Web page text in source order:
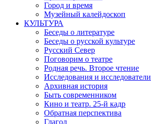
Город и время
Музейный калейдоскоп
КУЛЬТУРА
Беседы о литературе
Беседы о русской культуре
Русский Север
Поговорим о театре
Родная речь. Второе чтение
Исследования и исследователи
Архивная история
Быть современником
Кино и театр. 25-й кадр
Обратная перспектива
Глагол